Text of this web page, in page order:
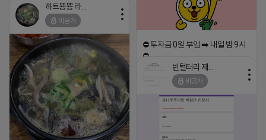
2026-04-18 17:26
⛔️ 투자금 0원 부업 ➡️ 내일 밤 9시
⛔️
2026-04-18 17:23
하트뿅뿅 라이언
비공개
비공개